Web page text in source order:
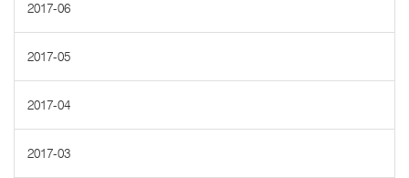
2017-06
2017-05
2017-04
2017-03